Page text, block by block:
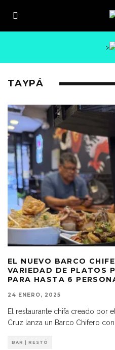
>
TAYPÁ
EL NUEVO BARCO
VARIEDAD DE PLATOS
PARA HASTA 6
24 ENERO, 2025
El restaurante chifa creado por
Cruz lanza un Barco Chifero
BAR | RESTÓ